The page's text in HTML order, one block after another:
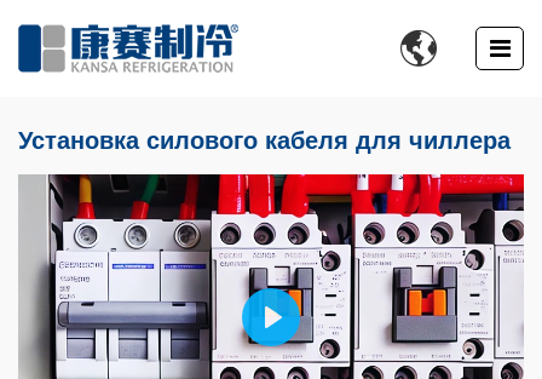

Установка силового кабеля для чиллера
Play